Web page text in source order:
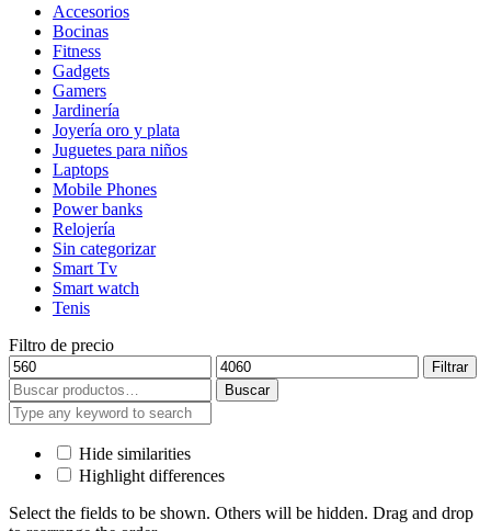
Accesorios
Bocinas
Fitness
Gadgets
Gamers
Jardinería
Joyería oro y plata
Juguetes para niños
Laptops
Mobile Phones
Power banks
Relojería
Sin categorizar
Smart Tv
Smart watch
Tenis
Filtro de precio
Precio
mínimo
Precio
máximo
Filtrar
Buscar
por:
Buscar
Hide similarities
Highlight differences
Select the fields to be shown. Others will be hidden. Drag and drop